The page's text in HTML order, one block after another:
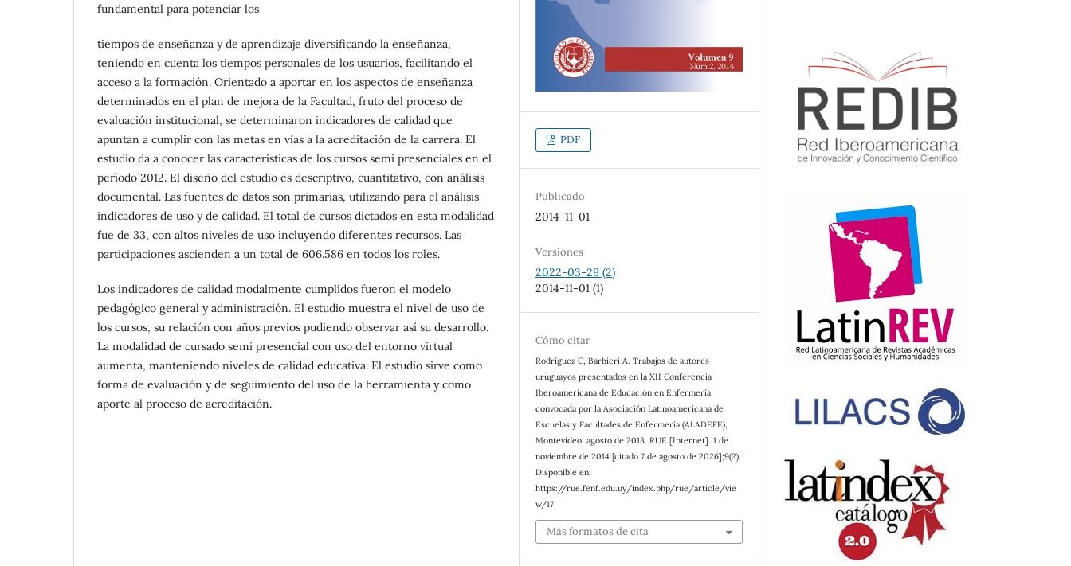
fundamental para potenciar los
tiempos de enseñanza y de aprendizaje diversificando la enseñanza,
teniendo en cuenta los tiempos personales de los usuarios, facilitando el
acceso a la formación. Orientado a aportar en los aspectos de enseñanza
determinados en el plan de mejora de la Facultad, fruto del proceso de
evaluación institucional, se determinaron indicadores de calidad que
apuntan a cumplir con las metas en vías a la acreditación de la carrera. El
estudio da a conocer las características de los cursos semi presenciales en el
período 2012. El diseño del estudio es descriptivo, cuantitativo, con análisis
documental. Las fuentes de datos son primarias, utilizando para el análisis
indicadores de uso y de calidad. El total de cursos dictados en esta modalidad
fue de 33, con altos niveles de uso incluyendo diferentes recursos. Las
participaciones ascienden a un total de 606.586 en todos los roles.
Los indicadores de calidad modalmente cumplidos fueron el modelo
pedagógico general y administración. El estudio muestra el nivel de uso de
los cursos, su relación con años previos pudiendo observar así su desarrollo.
La modalidad de cursado semi presencial con uso del entorno virtual
aumenta, manteniendo niveles de calidad educativa. El estudio sirve como
forma de evaluación y de seguimiento del uso de la herramienta y como
aporte al proceso de acreditación.
PDF
Publicado
2014-11-01
Versiones
2022-03-29 (2)
2014-11-01 (1)
Cómo citar
Rodríguez C, Barbieri A. Trabajos de autores
uruguayos presentados en la XII Conferencia
Iberoamericana de Educación en Enfermería
convocada por la Asociación Latinoamericana de
Escuelas y Facultades de Enfermería (ALADEFE),
Montevideo, agosto de 2013. RUE [Internet]. 1 de
noviembre de 2014 [citado 7 de agosto de 2026];9(2).
Disponible en:
https://rue.fenf.edu.uy/index.php/rue/article/vie
w/17
Más formatos de cita